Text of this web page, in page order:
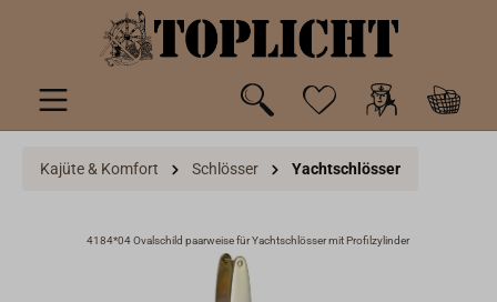
springen
Kajüte & Komfort Schlösser Yachtschlösser
4184*04 Ovalschild paarweise für Yachtschlösser mit Profilzylinder